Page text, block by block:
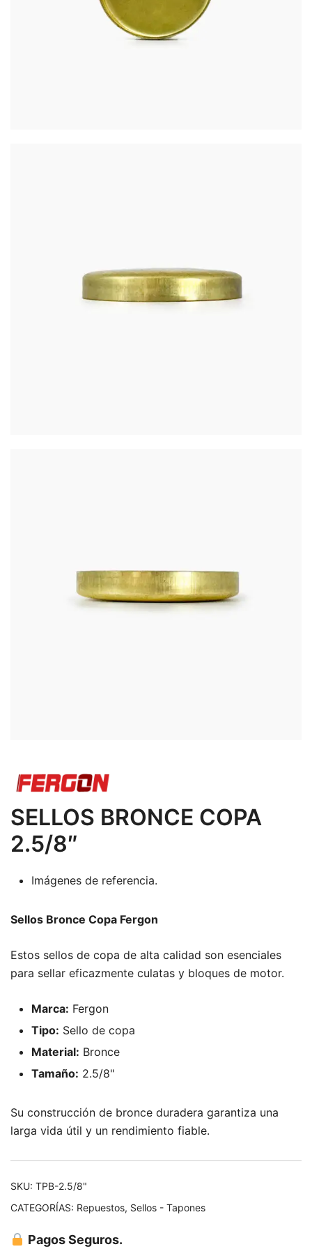
SELLOS BRONCE COPA
2.5/8″
Imágenes de referencia.
Sellos Bronce Copa Fergon
Estos sellos de copa de alta calidad son esenciales
para sellar eficazmente culatas y bloques de motor.
Marca: Fergon
Tipo: Sello de copa
Material: Bronce
Tamaño: 2.5/8"
Su construcción de bronce duradera garantiza una
larga vida útil y un rendimiento fiable.
SKU: TPB-2.5/8"
CATEGORÍAS: Repuestos, Sellos - Tapones
Pagos Seguros.